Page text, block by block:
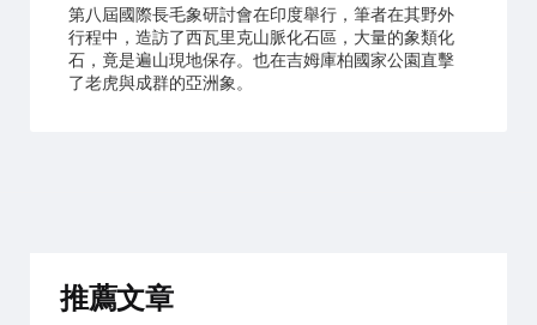
第八屆國際長毛象研討會在印度舉行，筆者在其野外
行程中，造訪了西瓦里克山脈化石區，大量的象類化
石，竟是遍山現地保存。也在吉姆庫柏國家公園直擊
了老虎與成群的亞洲象。
推薦文章